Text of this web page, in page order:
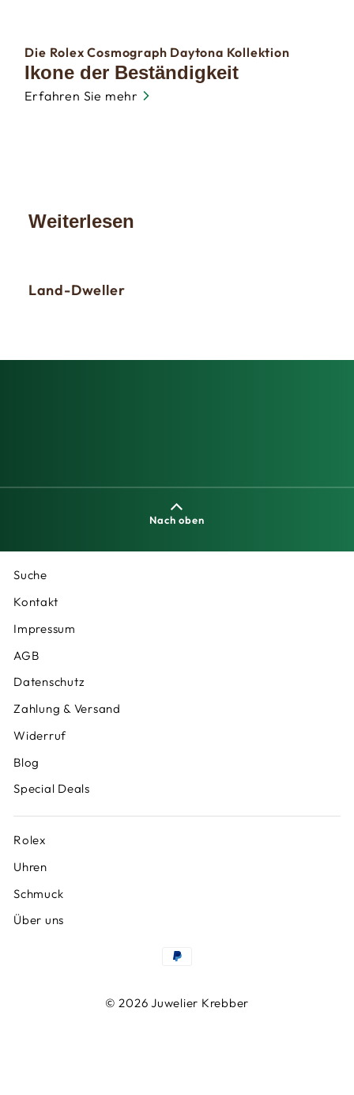
Die Rolex Cosmograph Daytona Kollektion
Ikone der Beständigkeit
Erfahren Sie mehr
Weiterlesen
Land-Dweller
Nach oben
Suche
Kontakt
Impressum
AGB
Datenschutz
Zahlung & Versand
Widerruf
Blog
Special Deals
Rolex
Uhren
Schmuck
Über uns
© 2026 Juwelier Krebber